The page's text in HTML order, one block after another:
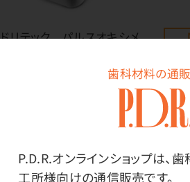
歯科材料の通
P.D.R.オンラインショップは、
工所様向けの通信販売です。
ドリテック パルスオキシメ
価格はログイン後表示
BM-
価